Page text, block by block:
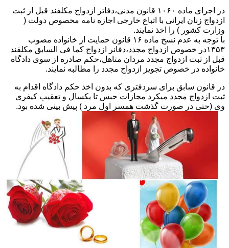
در اجرای ماده ۱۰۶۰ قانون مدنی،دفاتر ازدواج مکلفند قبل از ثبت
ازدواج زنان ایرانی با اتباع خارجی اجازه نامه مخصوص دولت (
وزارت کشور ) را اخذ نمایند.
با توجه به عدم نسخ ماده ۱۶ قانون حمایت از خانواده مصوب
۱۳۵۳در خصوص ازدواج مجدد،دفانر ازدواج کما فی السابق مکلفند
قبل از ثبت ازدواج مجدد مردان متاهل،حکم صادره از سوی دادگاه
خانواده در خصوص تجویز ازدواج مجدد را مطالبه نمایند.
در قانون سابق برای سردفتری که بدون اخذ حکم دادگاه اقدام به
ثبت ازدواج مجدد میکرد مجازات حبس تا یکسال و تعقیب کیفری
وی (حتی در صورت گذشت همسر اول مرد ) پیش بینی شده بود.